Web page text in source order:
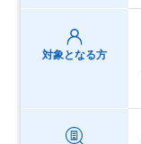
対象となる方